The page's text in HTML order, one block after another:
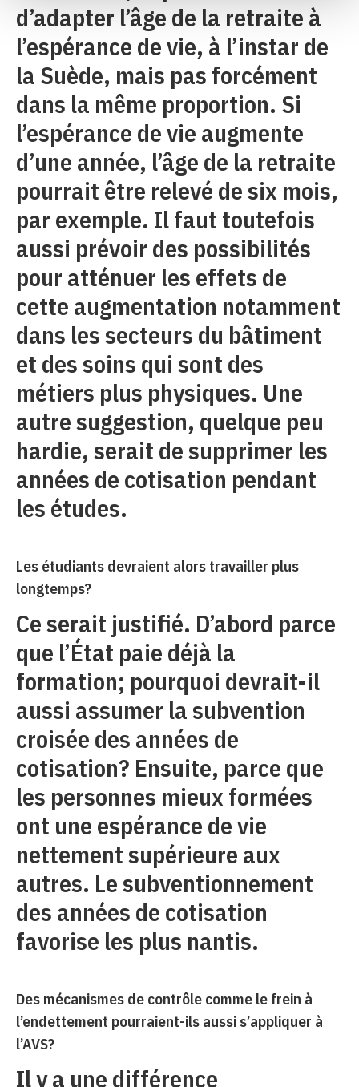
d’adapter l’âge de la retraite à
l’espérance de vie, à l’instar de
la Suède, mais pas forcément
dans la même proportion. Si
l’espérance de vie augmente
d’une année, l’âge de la retraite
pourrait être relevé de six mois,
par exemple. Il faut toutefois
aussi prévoir des possibilités
pour atténuer les effets de
cette augmentation notamment
dans les secteurs du bâtiment
et des soins qui sont des
métiers plus physiques. Une
autre suggestion, quelque peu
hardie, serait de supprimer les
années de cotisation pendant
les études.
Les étudiants devraient alors travailler plus
longtemps?
Ce serait justifié. D’abord parce
que l’État paie déjà la
formation; pourquoi devrait-il
aussi assumer la subvention
croisée des années de
cotisation? Ensuite, parce que
les personnes mieux formées
ont une espérance de vie
nettement supérieure aux
autres. Le subventionnement
des années de cotisation
favorise les plus nantis.
Des mécanismes de contrôle comme le frein à
l’endettement pourraient-ils aussi s’appliquer à
l’AVS?
Il y a une différence